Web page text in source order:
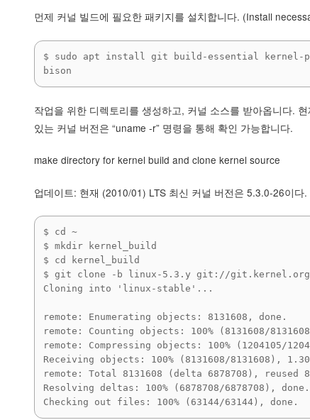
먼제 커널 빌드에 필요한 패키지를 설치합니다. (Install
$ sudo apt install git build-essential kernel-
bison
작업을 위한 디렉토리를 생성하고, 커널 소스를 받아옵니다.
있는 커널 버전은 “uname -r” 명령을 통해 확인 가능합니다.
make directory for kernel build and clone kernel source
업데이트: 현재 (2010/01) LTS 최신 커널 버전은 5.3.0-26이다.
$ cd ~
$ mkdir kernel_build
$ cd kernel_build
$ git clone -b linux-5.3.y git://
Cloning into 'linux-stable'...
remote: Enumerating objects: 8131608, done.
remote: Counting objects: 100% (8131608/
remote: Compressing objects: 100% (1204105/
Receiving objects: 100% (8131608/8131608),
remote: Total 8131608 (delta 6878708), reused
Resolving deltas: 100% (6878708/6878708), done.
Checking out files: 100% (63144/63144), done.